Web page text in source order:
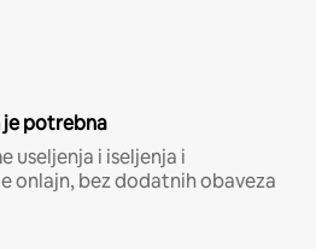
je potrebna
useljenja i iseljenja i
onlajn, bez dodatnih obaveza